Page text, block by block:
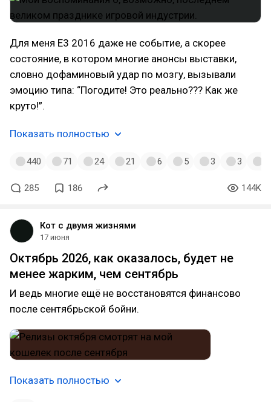
Для меня E3 2016 даже не событие, а скорее
состояние, в котором многие анонсы выставки,
словно дофаминовый удар по мозгу, вызывали
эмоцию типа: “Погодите! Это реально??? Как же
круто!”.
Показать полностью
440 71 24 21 6 5 3 3
285 186 144K
Кот с двумя жизнями
17 июня
Октябрь 2026, как оказалось, будет не
менее жарким, чем сентябрь
И ведь многие ещё не восстановятся финансово
после сентябрьской бойни.
Показать полностью